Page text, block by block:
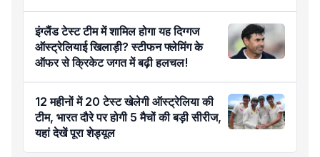
इंग्लैंड टेस्ट टीम में शामिल होगा यह दिग्गज
ऑस्ट्रेलियाई खिलाड़ी? स्टीफन फ्लेमिंग के
ऑफर से क्रिकेट जगत में बढ़ी हलचल!
12 महीनों में 20 टेस्ट खेलेगी ऑस्ट्रेलिया की
टीम, भारत दौरे पर होगी 5 मैचों की बड़ी सीरीज,
यहां देखें पूरा शेड्यूल